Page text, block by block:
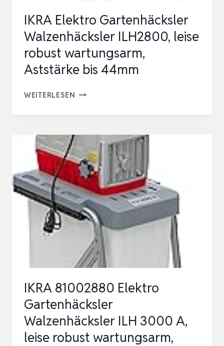
IKRA Elektro Gartenhäcksler
Walzenhäcksler ILH2800, leise
robust wartungsarm,
Aststärke bis 44mm
WEITERLESEN IKRA
WALZENHÄCKSLER
ILH2800,
LEISE
ROBUST
WARTUNGSARM,
ASTSTÄRKE
44MM
IKRA 81002880 Elektro
Gartenhäcksler
Walzenhäcksler ILH 3000 A,
leise robust wartungsarm,